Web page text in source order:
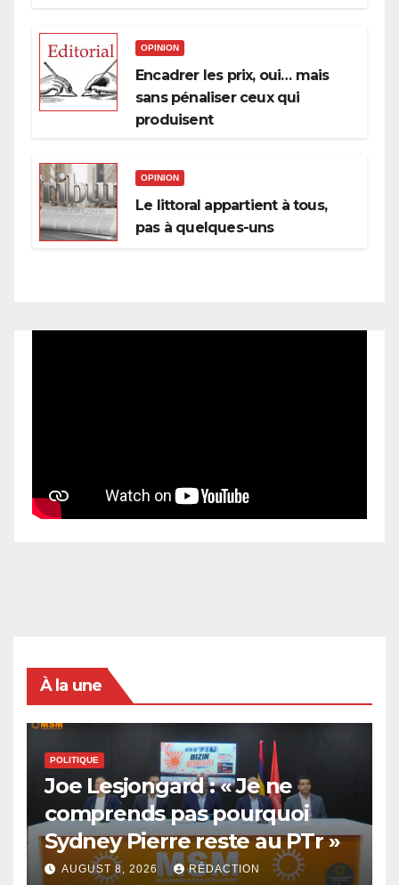
OPINION
Encadrer les prix, oui… mais
sans pénaliser ceux qui
produisent
OPINION
Le littoral appartient à tous,
pas à quelques-uns
À la une
POLITIQUE
Joe Lesjongard : « Je ne
comprends pas pourquoi
Sydney Pierre reste au PTr »
AUGUST 8, 2026 RÉDACTION